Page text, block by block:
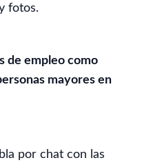
fotos.
de empleo como
mayores en
por chat con las